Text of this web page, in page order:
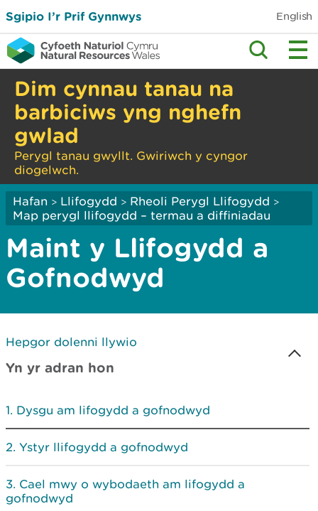
Sgipio I’r Prif Gynnwys English
Dim cynnau tanau na
barbiciws yng nghefn
gwlad
Perygl tanau gwyllt. Gwiriwch y cyngor
diogelwch.
Hafan > Llifogydd > Rheoli Perygl Llifogydd >
Map perygl llifogydd – termau a diffiniadau
Maint y Llifogydd a
Gofnodwyd
Hepgor dolenni llywio
Yn yr adran hon
Dysgu am lifogydd a gofnodwyd
Ystyr llifogydd a gofnodwyd
Cael mwy o wybodaeth am lifogydd a
gofnodwyd